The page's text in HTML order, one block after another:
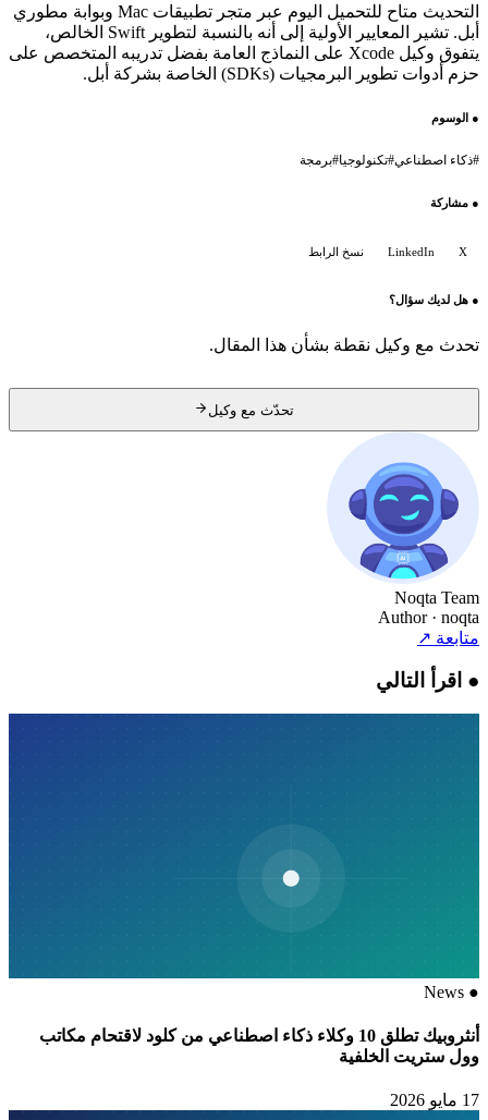
التحديث متاح للتحميل اليوم عبر متجر تطبيقات Mac وبوابة مطوري
أبل. تشير المعايير الأولية إلى أنه بالنسبة لتطوير Swift الخالص،
يتفوق وكيل Xcode على النماذج العامة بفضل تدريبه المتخصص على
حزم أدوات تطوير البرمجيات (SDKs) الخاصة بشركة أبل.
●الوسوم
ذكاء اصطناعي# تكنولوجيا#برمجة
●مشاركة
LinkedIn نسخ الرابط
●هل لديك سؤال؟
تحدث مع وكيل نقطة بشأن هذا المقال.
تحدّث مع وكيل
Noqta Team
Author · noqta
متابعة↗
●اقرأ التالي
●
News
أنثروبيك تطلق 10 وكلاء ذكاء اصطناعي من كلود لاقتحام مكاتب
وول ستريت الخلفية
17 مايو 2026